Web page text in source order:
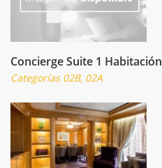
Concierge Suite 1 Habitación
Categorías 02B, 02A